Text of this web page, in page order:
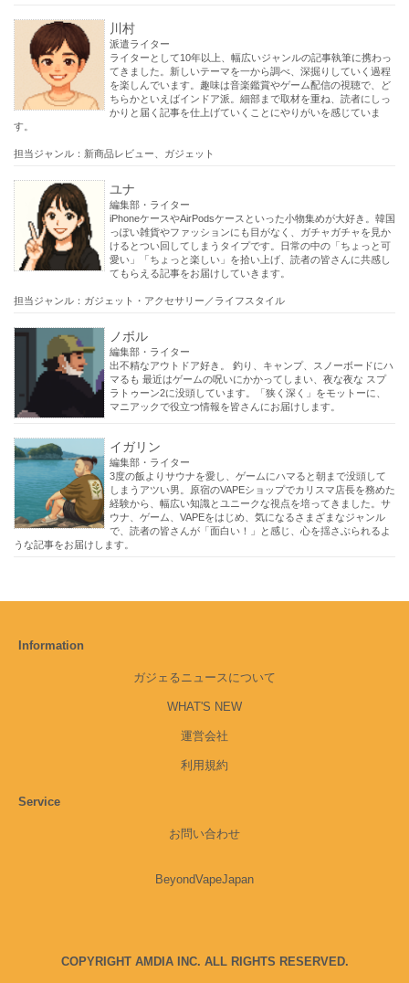
川村
派遣ライター
ライターとして10年以上、幅広いジャンルの記事執筆に携わっ
てきました。新しいテーマを一から調べ、深掘りしていく過程
を楽しんでいます。趣味は音楽鑑賞やゲーム配信の視聴で、ど
ちらかといえばインドア派。細部まで取材を重ね、読者にしっ
かりと届く記事を仕上げていくことにやりがいを感じていま
す。
担当ジャンル：新商品レビュー、ガジェット
ユナ
編集部・ライター
iPhoneケースやAirPodsケースといった小物集めが大好き。韓国
っぽい雑貨やファッションにも目がなく、ガチャガチャを見か
けるとつい回してしまうタイプです。日常の中の「ちょっと可
愛い」「ちょっと楽しい」を拾い上げ、読者の皆さんに共感し
てもらえる記事をお届けしていきます。
担当ジャンル：ガジェット・アクセサリー／ライフスタイル
ノボル
編集部・ライター
出不精なアウトドア好き。 釣り、キャンプ、スノーボードにハ
マるも 最近はゲームの呪いにかかってしまい、夜な夜な スプ
ラトゥーン2に没頭しています。「狭く深く」をモットーに、
マニアックで役立つ情報を皆さんにお届けします。
イガリン
編集部・ライター
3度の飯よりサウナを愛し、ゲームにハマると朝まで没頭して
しまうアツい男。原宿のVAPEショップでカリスマ店長を務めた
経験から、幅広い知識とユニークな視点を培ってきました。サ
ウナ、ゲーム、VAPEをはじめ、気になるさまざまなジャンル
で、読者の皆さんが「面白い！」と感じ、心を揺さぶられるよ
うな記事をお届けします。
Information
ガジェるニュースについて
WHAT'S NEW
運営会社
利用規約
Service
お問い合わせ
BeyondVapeJapan
COPYRIGHT AMDIA INC. ALL RIGHTS RESERVED.